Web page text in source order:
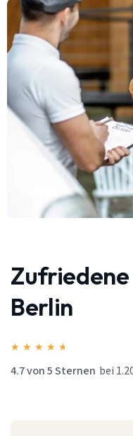
Zufriedene
Berlin
★ ★ ★ ★ ★
4.7 von 5 Sternen bei